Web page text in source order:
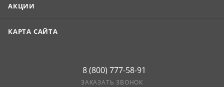
АКЦИИ
КАРТА САЙТА
8 (800) 777-58-91
ЗАКАЗАТЬ ЗВОНОК